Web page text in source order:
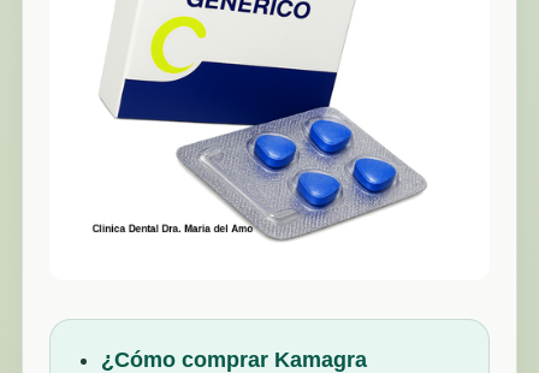
¿Cómo comprar Kamagra